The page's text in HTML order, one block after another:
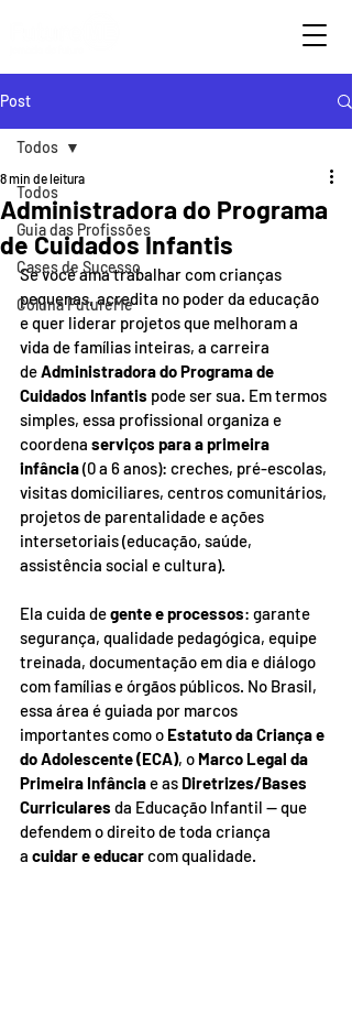
Post
Todos
Guia das Profissões
Cases de Sucesso
Coluna FutureMe
Todos
Administradora do Programa
de Cuidados Infantis
8 min de leitura
Se você ama trabalhar com crianças
pequenas, acredita no poder da educação
e quer liderar projetos que melhoram a
vida de famílias inteiras, a carreira
de Administradora do Programa de
Cuidados Infantis pode ser sua. Em termos
simples, essa profissional organiza e
coordena serviços para a primeira
infância (0 a 6 anos): creches, pré-escolas,
visitas domiciliares, centros comunitários,
projetos de parentalidade e ações
intersetoriais (educação, saúde,
assistência social e cultura).
Ela cuida de gente e processos: garante
segurança, qualidade pedagógica, equipe
treinada, documentação em dia e diálogo
com famílias e órgãos públicos. No Brasil,
essa área é guiada por marcos
importantes como o Estatuto da Criança e
do Adolescente (ECA), o Marco Legal da
Primeira Infância e as Diretrizes/Bases
Curriculares da Educação Infantil — que
defendem o direito de toda criança
a cuidar e educar com qualidade.